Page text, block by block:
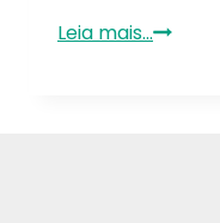
Leia mais...